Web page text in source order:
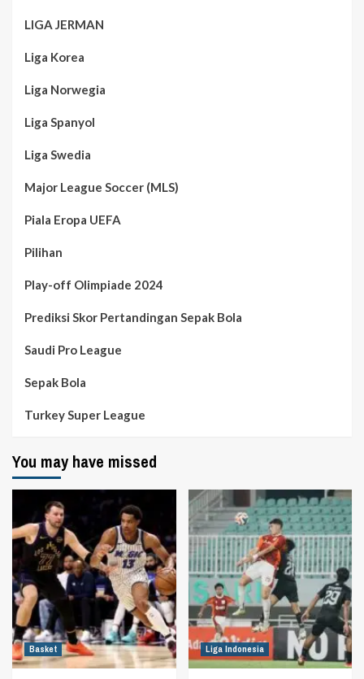
LIGA JERMAN
Liga Korea
Liga Norwegia
Liga Spanyol
Liga Swedia
Major League Soccer (MLS)
Piala Eropa UEFA
Pilihan
Play-off Olimpiade 2024
Prediksi Skor Pertandingan Sepak Bola
Saudi Pro League
Sepak Bola
Turkey Super League
You may have missed
Basket Liga Indonesia